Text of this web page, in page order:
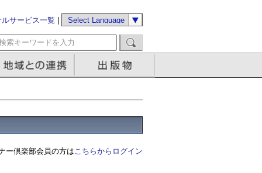
サービス一覧
ー倶楽部会員の方はこちらからログイン